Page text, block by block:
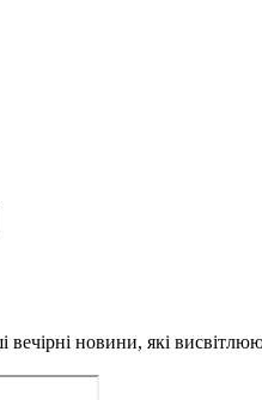
новини, які